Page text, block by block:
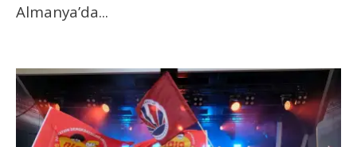
Almanya’da...